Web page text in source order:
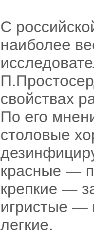
С
наиболее
свойствах
По его
столовые
красные —
крепкие —
игристые —
легкие.